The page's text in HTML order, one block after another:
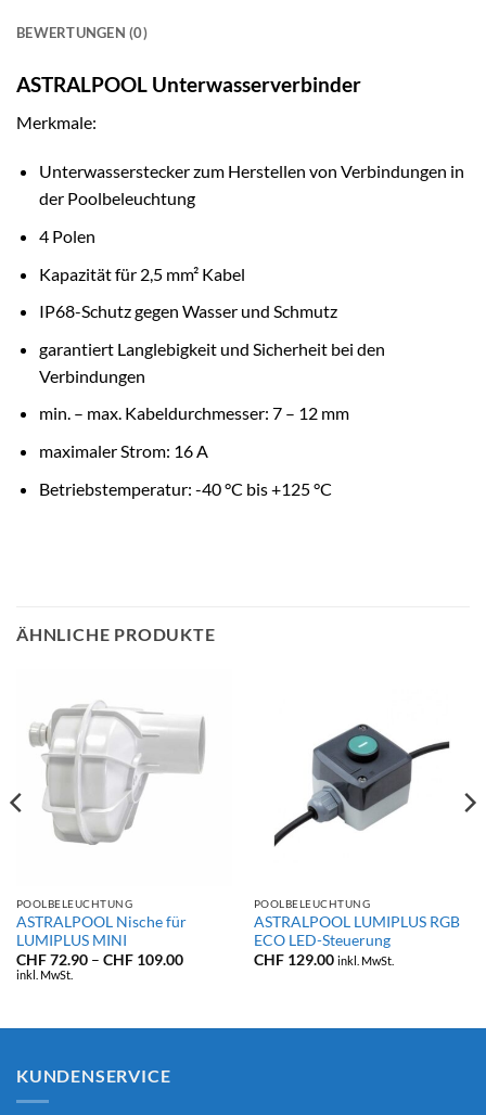
BEWERTUNGEN (0)
ASTRALPOOL Unterwasserverbinder
Merkmale:
Unterwasserstecker zum Herstellen von Verbindungen in
der Poolbeleuchtung
4 Polen
Kapazität für 2,5 mm² Kabel
IP68-Schutz gegen Wasser und Schmutz
garantiert Langlebigkeit und Sicherheit bei den
Verbindungen
min. – max. Kabeldurchmesser: 7 – 12 mm
maximaler Strom: 16 A
Betriebstemperatur: -40 °C bis +125 °C
ÄHNLICHE PRODUKTE
POOLBELEUCHTUNG
ASTRALPOOL Nische für
LUMIPLUS MINI
CHF72.90 – CHF109.00Preisspanne:
inkl. MwSt.
POOLBELEUCHTUNG
ASTRALPOOL LUMIPLUS RGB
ECO LED-Steuerung
CHF129.00 inkl. MwSt.
KUNDENSERVICE